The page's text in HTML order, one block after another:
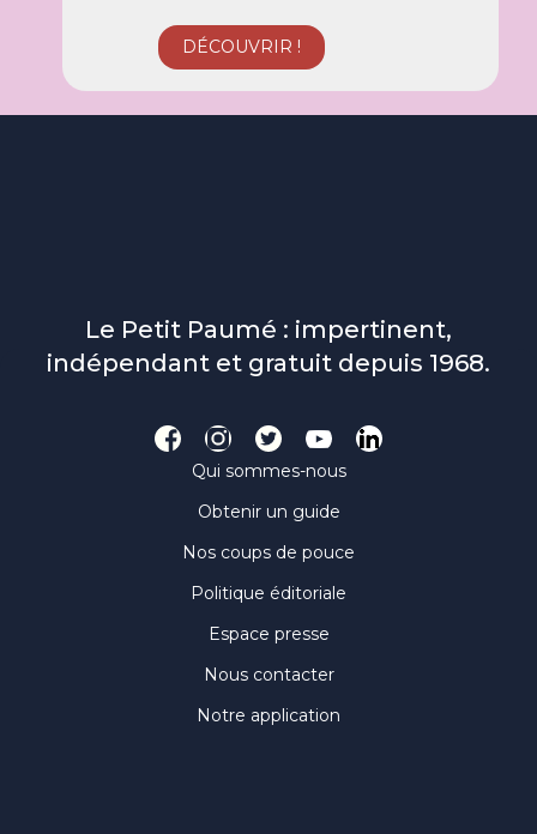
Le Petit Paumé : impertinent,
indépendant et gratuit depuis 1968.
Qui sommes-nous
Obtenir un guide
Nos coups de pouce
Politique éditoriale
Espace presse
Nous contacter
Notre application